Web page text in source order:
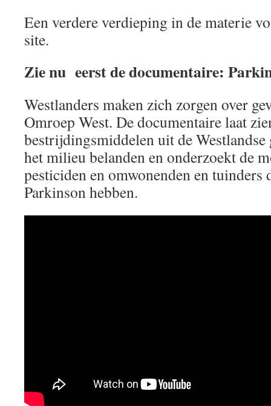
Een verdere verdieping in de materie
site.
Zie nu eerst de documentaire:
Westlanders maken zich zorgen over
Omroep West. De documentaire laat
bestrijdingsmiddelen uit de
het milieu belanden en onderzoekt de
pesticiden en omwonenden en tuinders
Parkinson hebben.